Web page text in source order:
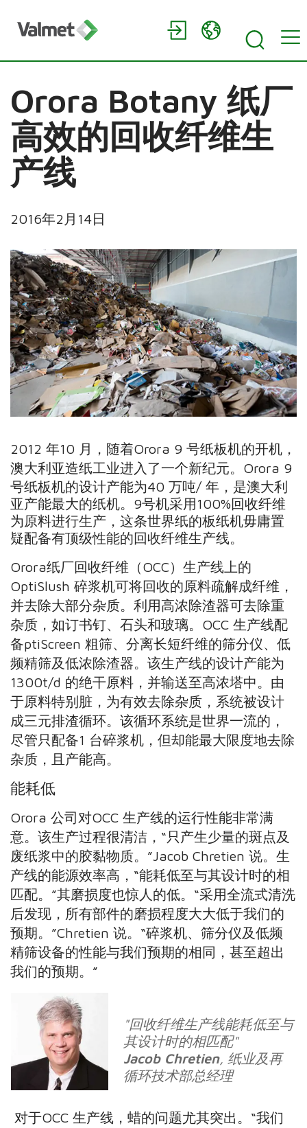
Orora Botany 纸厂
高效的回收纤维生
产线
2016年2月14日
2012 年10 月，随着Orora 9 号纸板机的开机，
澳大利亚造纸工业进入了一个新纪元。 Orora 9
号纸板机的设计产能为40 万吨/ 年，是澳大利
亚产能最大的纸机。9号机采用100%回收纤维
为原料进行生产，这条世界纸的板纸机毋庸置
疑配备有顶级性能的回收纤维生产线。
Orora纸厂回收纤维（OCC）生产线上的
OptiSlush 碎浆机可将回收的原料疏解成纤维，
并去除大部分杂质。利用高浓除渣器可去除重
杂质，如订书钉、石头和玻璃。 OCC 生产线配
备ptiScreen 粗筛、分离长短纤维的筛分仪、低
频精筛及低浓除渣器。该生产线的设计产能为
1300t/d 的绝干原料，并输送至高浓塔中。由
于原料特别脏，为有效去除杂质， 系统被设计
成三元排渣循环。该循环系统是世界一流的，
尽管只配备1 台碎浆机，但却能最大限度地去除
杂质，且产能高。
能耗低
Orora 公司对OCC 生产线的运行性能非常满
意。该生产过程很清洁，“只产生少量的斑点及
废纸浆中的胶黏物质。”Jacob Chretien 说。生
产线的能源效率高， “能耗低至与其设计时的相
匹配。”其磨损度也惊人的低。“采用全流式清洗
后发现，所有部件的磨损程度大大低于我们的
预期。”Chretien 说。“碎浆机、筛分仪及低频
精筛设备的性能与我们预期的相同，甚至超出
我们的预期。”
"回收纤维生产线能耗低至与
其设计时的相匹配"
Jacob Chretien, 纸业及再
循环技术部总经理
对于OCC 生产线，蜡的问题尤其突出。“我们